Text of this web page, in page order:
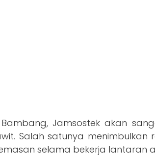
Bambang, Jamsostek akan
Salah satunya menimbulkan
selama bekerja lantaran